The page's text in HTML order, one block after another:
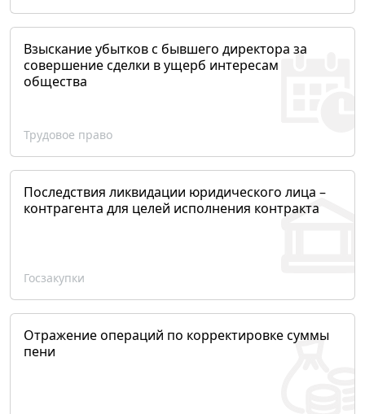
Взыскание убытков с бывшего директора за
совершение сделки в ущерб интересам
общества
Трудовое право
Последствия ликвидации юридического лица –
контрагента для целей исполнения контракта
Госзакупки
Отражение операций по корректировке суммы
пени